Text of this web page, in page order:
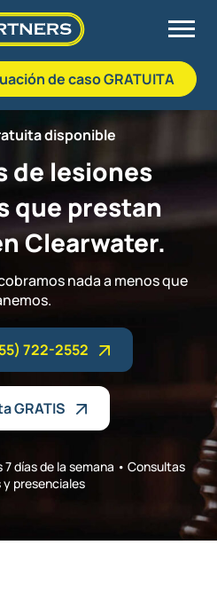
de caso GRATUITA
Florida
presión
de locales
disponible
de lesiones
que prestan
Clearwater.
nada a menos que
722-2552
GRATIS
7 días de la semana • Consultas
presenciales